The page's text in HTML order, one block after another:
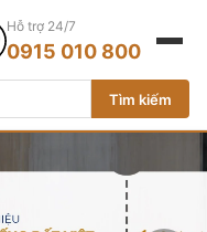
Tìm kiếm
Hỗ trợ 24/7
0915 010 800